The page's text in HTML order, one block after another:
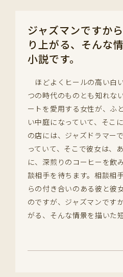
ジャズマンですか
り上がる、そんな
小説です。
ほどよくヒールの高い白
つの時代のものとも知れな
ートを愛用する女性が、ふ
い中庭になっていて、そこ
の店には、ジャズドラマー
っていて、そこで彼女は、
に、深煎りのコーヒーを飲
談相手を待ちます。相談相
らの付き合いのある彼と彼
のですが、ジャズマンです
がる、そんな情景を描いた